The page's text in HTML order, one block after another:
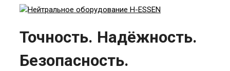
contentТочность. Надёжность.
Безопасность.